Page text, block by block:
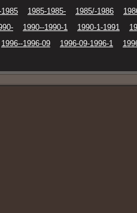
1985-1985- 1985/-1986
1990--1990-1 1990-1-1991
1996--1996-09 1996-09-1996-1